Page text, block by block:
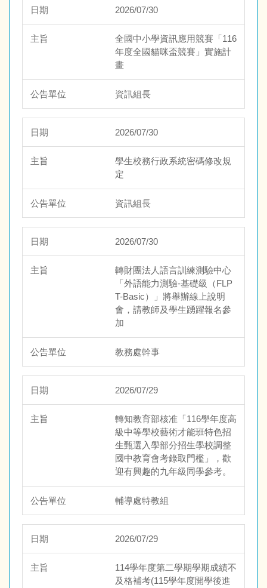
2026/07/30
全國中小學資訊應用競賽「116
年度全國貓咪盃競賽」實施計
畫
資訊組長
2026/07/30
學生校務行政系統密碼修改規
定
資訊組長
2026/07/30
轉財團法人語言訓練測驗中心
「外語能力測驗-基礎級（FLP
T-Basic）」將舉辦線上說明
會，請教師及學生踴躍報名參
加
教務處幹事
2026/07/29
轉知教育部核准「116學年度高
級中等學校藝術才能班特色招
生甄選入學部分招生學校調整
國中教育會考錄取門檻」，歡
迎有興趣的九年級同學參考。
輔導處特教組
2026/07/29
114學年度第二學期學期成績不
及格補考(115學年度開學後進